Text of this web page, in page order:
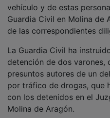
Guardia Civil en Molina de
de las correspondientes
detención de dos varones,
presuntos autores de un
por tráfico de drogas, que
con los detenidos en el
Molina de Aragón.